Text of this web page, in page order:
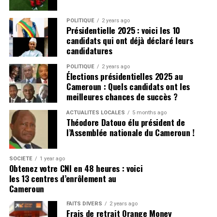
Pour avoir les dernières infos
Cliquez ici
raté la place de la Ligue des champions pour la saison
prochaine.
Plus de nouvelles de Manchester
United:
United doit naviguer avec soin leurs finances, après
avoir déjà dépensé un montant important pour le
service d’attaque. Ils ont d’autres postes qui ont besoin
de recrutement, sinon l’équipe pourrait lutter contre
l’équilibre de l’équipe.
CLIQUEZ ICI POUR LIRE L’ARTICLE ORIGINAL SUR
manchesterunited365.com
Pour avoir les dernières infos
Cliquez ici
Portuguse.
POLITIQUE 2 years ago
Présidentielle 2025 : voici les 10
candidats qui ont déjà déclaré leurs
candidatures
POLITIQUE 2 years ago
Élections présidentielles 2025 au
Cameroun : Quels candidats ont les
meilleures chances de succès ?
ACTUALITÉS LOCALES 5 months ago
Théodore Datouo élu président de
l’Assemblée nationale du Cameroun !
SOCIÉTÉ 1 year ago
Obtenez votre CNI en 48 heures : voici
les 13 centres d’enrôlement au
Cameroun
FAITS DIVERS 2 years ago
Frais de retrait Orange Money